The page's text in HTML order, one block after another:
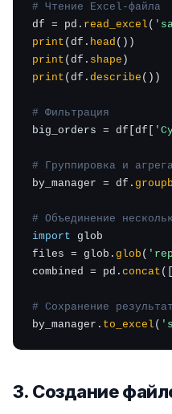
# Чтение Excel-файла
df = pd. read_excel (
print (df. head
print (df. shape
print (df. describe
# Фильтрация
big_orders = df[df[
# Группировка и
by_manager = df.
# Объединение
import glob
files = glob. glob (
combined = pd. concat
# Сохранение
by_manager. to_excel (
3. Создание